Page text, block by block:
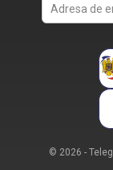
© 2026 -